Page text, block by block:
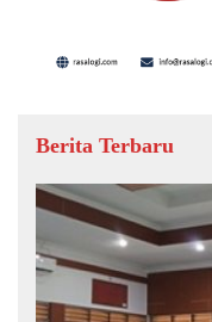
Berita Terbaru